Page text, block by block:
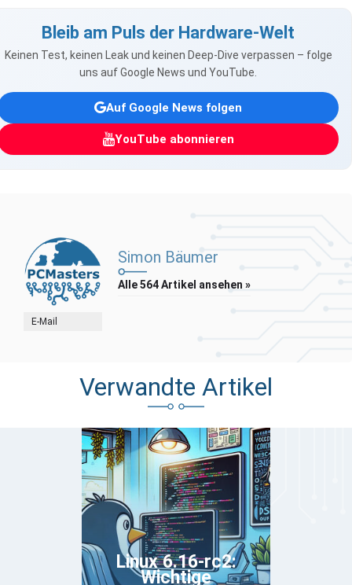
Bleib am Puls der Hardware-Welt
Keinen Test, keinen Leak und keinen Deep-Dive verpassen – folge
uns auf Google News und YouTube.
Auf Google News folgen
YouTube abonnieren
E-Mail
Simon Bäumer
Alle 564 Artikel ansehen »
Verwandte Artikel
Linux 6.16-rc2:
Wichtige